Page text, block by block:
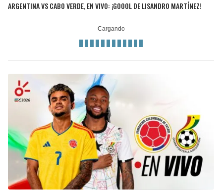
ARGENTINA VS CABO VERDE, EN VIVO: ¡GOOOL DE LISANDRO MARTÍNEZ!